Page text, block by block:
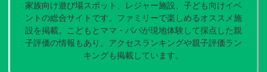
家族向け遊び場スポット、レジャー施設、子ども向けイベ
ントの総合サイトです。ファミリーで楽しめるオススメ施
設を掲載。こどもとママ・パパが現地体験して採点した親
子評価の情報もあり。アクセスランキングや親子評価ラン
キングも掲載しています。